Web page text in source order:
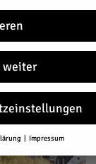
weiter
Impressum